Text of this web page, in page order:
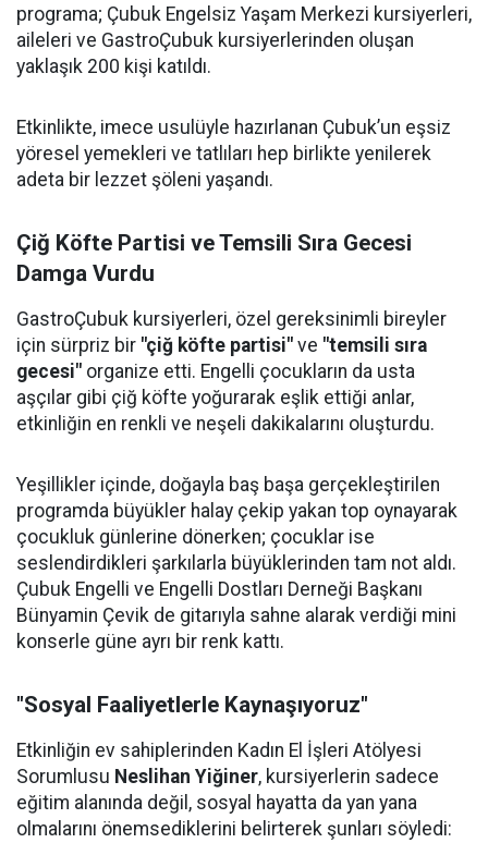
programa; Çubuk Engelsiz Yaşam Merkezi kursiyerleri,
aileleri ve GastroÇubuk kursiyerlerinden oluşan
yaklaşık 200 kişi katıldı.
Etkinlikte, imece usulüyle hazırlanan Çubuk’un eşsiz
yöresel yemekleri ve tatlıları hep birlikte yenilerek
adeta bir lezzet şöleni yaşandı.
Çiğ Köfte Partisi ve Temsili Sıra Gecesi
Damga Vurdu
GastroÇubuk kursiyerleri, özel gereksinimli bireyler
için sürpriz bir "çiğ köfte partisi" ve "temsili sıra
gecesi" organize etti. Engelli çocukların da usta
aşçılar gibi çiğ köfte yoğurarak eşlik ettiği anlar,
etkinliğin en renkli ve neşeli dakikalarını oluşturdu.
Yeşillikler içinde, doğayla baş başa gerçekleştirilen
programda büyükler halay çekip yakan top oynayarak
çocukluk günlerine dönerken; çocuklar ise
seslendirdikleri şarkılarla büyüklerinden tam not aldı.
Çubuk Engelli ve Engelli Dostları Derneği Başkanı
Bünyamin Çevik de gitarıyla sahne alarak verdiği mini
konserle güne ayrı bir renk kattı.
"Sosyal Faaliyetlerle Kaynaşıyoruz"
Etkinliğin ev sahiplerinden Kadın El İşleri Atölyesi
Sorumlusu Neslihan Yiğiner, kursiyerlerin sadece
eğitim alanında değil, sosyal hayatta da yan yana
olmalarını önemsediklerini belirterek şunları söyledi: